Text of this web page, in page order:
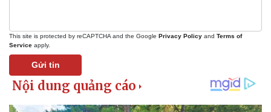
This site is protected by reCAPTCHA and the Google Privacy Policy and Terms of
Service apply.
Gửi tin